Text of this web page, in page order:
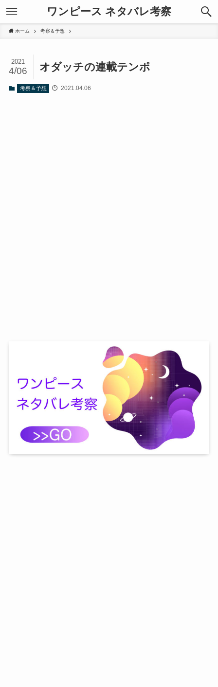
ワンピース ネタバレ考察
ホーム 考察＆予想
オダッチの連載テンポ
2021
4/06
考察＆予想 2021.04.06